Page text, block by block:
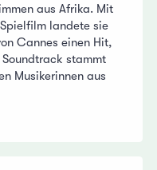
aus Afrika. Mit
landete sie
Cannes einen Hit,
stammt
Musikerinnen aus